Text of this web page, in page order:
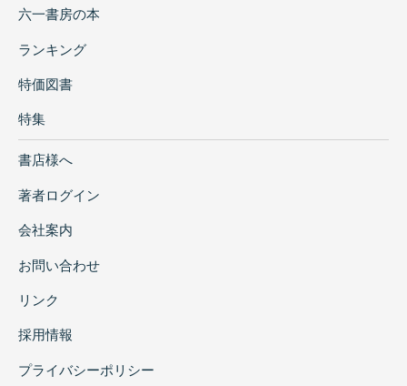
六一書房の本
ランキング
特価図書
特集
書店様へ
著者ログイン
会社案内
お問い合わせ
リンク
採用情報
プライバシーポリシー